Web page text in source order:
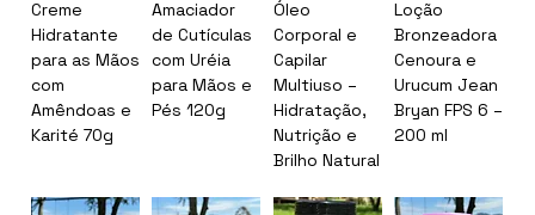
Creme
Hidratante
para as Mãos
com
Amêndoas e
Karité 70g
Amaciador
de Cutículas
com Uréia
para Mãos e
Pés 120g
Óleo
Corporal e
Capilar
Multiuso –
Hidratação,
Nutrição e
Brilho Natural
Loção
Bronzeadora
Cenoura e
Urucum Jean
Bryan FPS 6 –
200 ml